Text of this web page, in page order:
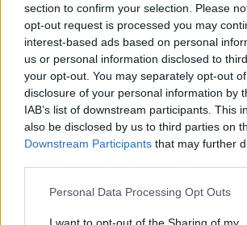
section to confirm your selection. Please
opt-out request is processed you may
interest-based ads based on personal
us or personal information disclosed to
your opt-out. You may separately opt-out
disclosure of your personal information by
IAB’s list of downstream participants. This
also be disclosed by us to third parties on
Downstream Participants that may further
Please note that this website/app uses one
not limited to your visit or usage behaviour.
Personal Data Processing Opt Outs
I want to opt-out of the Sharing of my
A Bács-Kiskun 03 evk. (székhelye
es jelöltje Font Sándor volt, 2026-
Sándor indul. A Tisza Párt jelöltje:
HIRDETÉS